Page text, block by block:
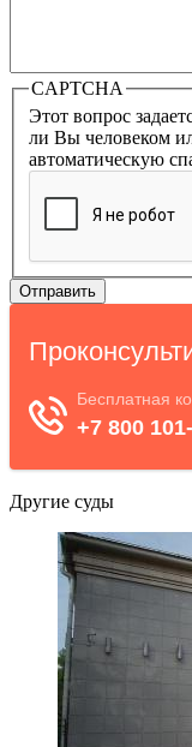
CAPTCHA
Этот вопрос
ли Вы человеком
автоматическую
Другие суды